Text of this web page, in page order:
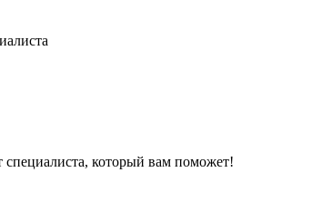
который вам поможет!